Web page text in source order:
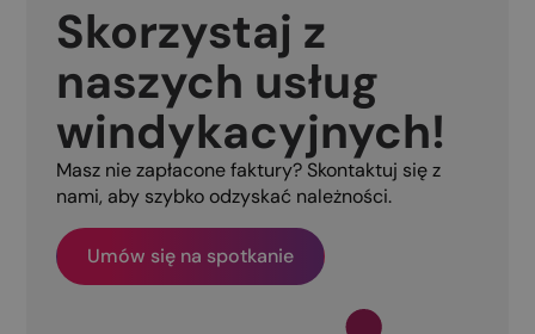
Skorzystaj z
naszych usług
windykacyjnych!
Masz nie zapłacone faktury? Skontaktuj się z
nami, aby szybko odzyskać należności.
Umów się na spotkanie